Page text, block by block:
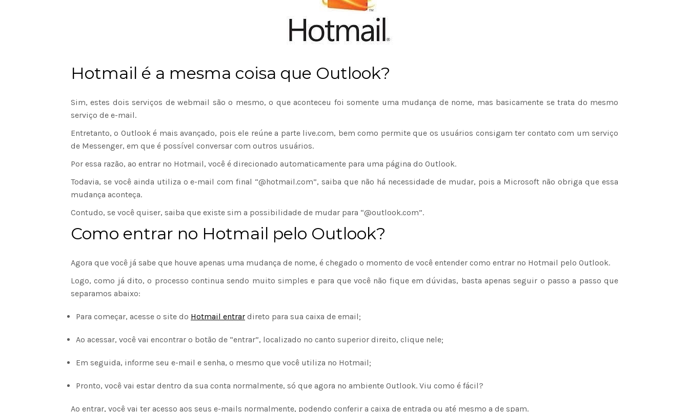
Hotmail é a mesma coisa que Outlook?
Sim, estes dois serviços de webmail são o mesmo, o que aconteceu foi somente uma mudança de nome, mas basicamente se trata do mesmo
serviço de e-mail.
Entretanto, o Outlook é mais avançado, pois ele reúne a parte live.com, bem como permite que os usuários consigam ter contato com um serviço
de Messenger, em que é possível conversar com outros usuários.
Por essa razão, ao entrar no Hotmail, você é direcionado automaticamente para uma página do Outlook.
Todavia, se você ainda utiliza o e-mail com final “@hotmail.com”, saiba que não há necessidade de mudar, pois a Microsoft não obriga que essa
mudança aconteça.
Contudo, se você quiser, saiba que existe sim a possibilidade de mudar para “@outlook.com”.
Como entrar no Hotmail pelo Outlook?
Agora que você já sabe que houve apenas uma mudança de nome, é chegado o momento de você entender como entrar no Hotmail pelo Outlook.
Logo, como já dito, o processo continua sendo muito simples e para que você não fique em dúvidas, basta apenas seguir o passo a passo que
separamos abaixo:
Para começar, acesse o site do Hotmail entrar direto para sua caixa de email;
Ao acessar, você vai encontrar o botão de “entrar”, localizado no canto superior direito, clique nele;
Em seguida, informe seu e-mail e senha, o mesmo que você utiliza no Hotmail;
Pronto, você vai estar dentro da sua conta normalmente, só que agora no ambiente Outlook. Viu como é fácil?
Ao entrar, você vai ter acesso aos seus e-mails normalmente, podendo conferir a caixa de entrada ou até mesmo a de spam.